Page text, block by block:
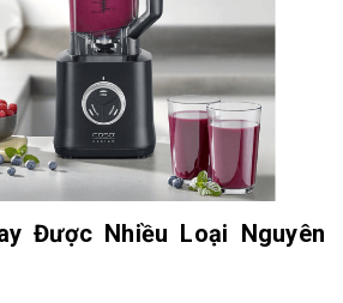
Được Nhiều Loại Nguyên